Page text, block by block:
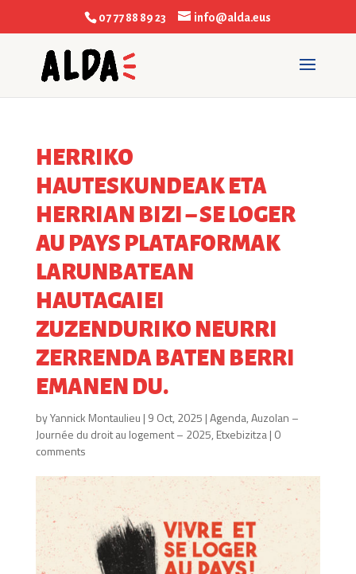
07 77 88 89 23 info@alda.eus
HERRIKO
HAUTESKUNDEAK ETA
HERRIAN BIZI – SE LOGER
AU PAYS PLATAFORMAK
LARUNBATEAN
HAUTAGAIEI
ZUZENDURIKO NEURRI
ZERRENDA BATEN BERRI
EMANEN DU.
byYannick Montaulieu | 9 Oct, 2025 |Agenda,Auzolan –
Journée du droit au logement – 2025, Etxebizitza| 0
comments